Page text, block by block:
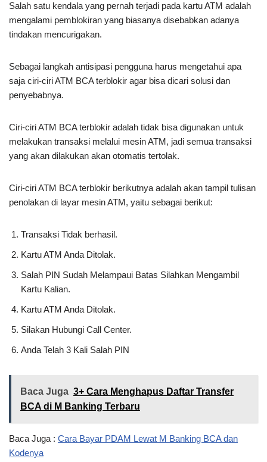
Salah satu kendala yang pernah terjadi pada kartu ATM adalah
mengalami pemblokiran yang biasanya disebabkan adanya
tindakan mencurigakan.
Sebagai langkah antisipasi pengguna harus mengetahui apa
saja ciri-ciri ATM BCA terblokir agar bisa dicari solusi dan
penyebabnya.
Ciri-ciri ATM BCA terblokir adalah tidak bisa digunakan untuk
melakukan transaksi melalui mesin ATM, jadi semua transaksi
yang akan dilakukan akan otomatis tertolak.
Ciri-ciri ATM BCA terblokir berikutnya adalah akan tampil tulisan
penolakan di layar mesin ATM, yaitu sebagai berikut:
Transaksi Tidak berhasil.
Kartu ATM Anda Ditolak.
Salah PIN Sudah Melampaui Batas Silahkan Mengambil
Kartu Kalian.
Kartu ATM Anda Ditolak.
Silakan Hubungi Call Center.
Anda Telah 3 Kali Salah PIN
Baca Juga 3+ Cara Menghapus Daftar Transfer
BCA di M Banking Terbaru
Baca Juga : Cara Bayar PDAM Lewat M Banking BCA dan
Kodenya